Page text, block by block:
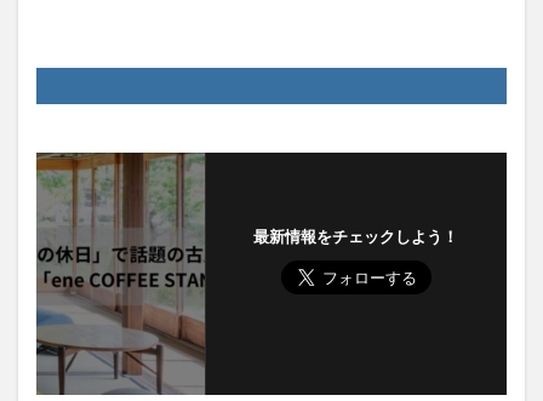
最新情報をチェックしよう！